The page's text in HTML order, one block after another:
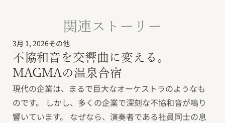
関連ストーリー
3月 1, 2026その他
不協和音を交響曲に変える。
MAGMAの温泉合宿
現代の企業は、まるで巨大なオーケストラのようなも
のです。 しかし、多くの企業で深刻な不協和音が鳴り
響いています。 なぜなら、演奏者である社員同士の息